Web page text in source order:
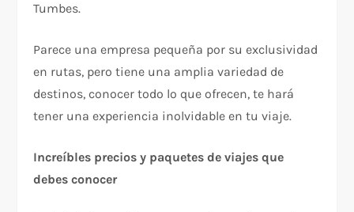
Tumbes.
Parece una empresa pequeña por su exclusividad
en rutas, pero tiene una amplia variedad de
destinos, conocer todo lo que ofrecen, te hará
tener una experiencia inolvidable en tu viaje.
Increíbles precios y paquetes de viajes que
debes conocer